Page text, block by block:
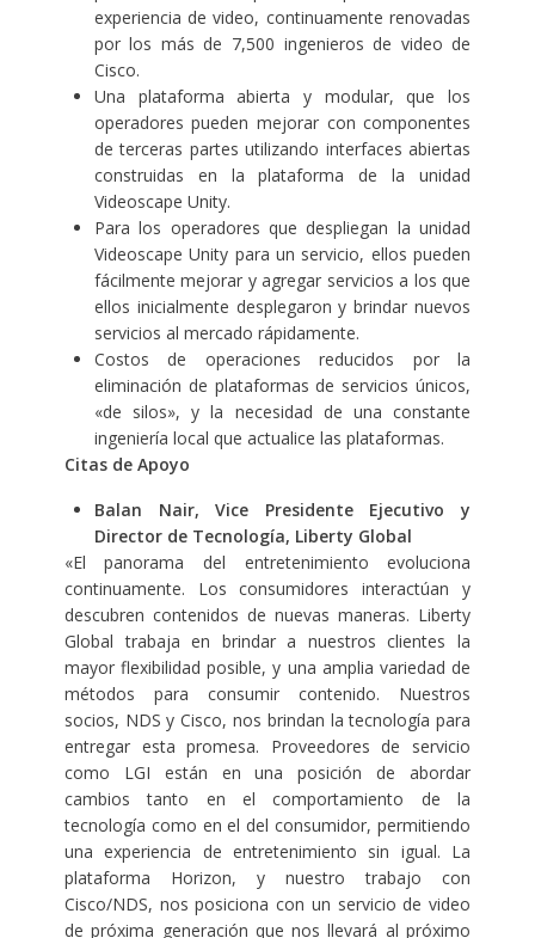
experiencia de video, continuamente renovadas
por los más de 7,500 ingenieros de video de
Cisco.
Una plataforma abierta y modular, que los
operadores pueden mejorar con componentes
de terceras partes utilizando interfaces abiertas
construidas en la plataforma de la unidad
Videoscape Unity.
Para los operadores que despliegan la unidad
Videoscape Unity para un servicio, ellos pueden
fácilmente mejorar y agregar servicios a los que
ellos inicialmente desplegaron y brindar nuevos
servicios al mercado rápidamente.
Costos de operaciones reducidos por la
eliminación de plataformas de servicios únicos,
«de silos», y la necesidad de una constante
ingeniería local que actualice las plataformas.
Citas de Apoyo
Balan Nair, Vice Presidente Ejecutivo y
Director de Tecnología, Liberty Global
«El panorama del entretenimiento evoluciona
continuamente. Los consumidores interactúan y
descubren contenidos de nuevas maneras. Liberty
Global trabaja en brindar a nuestros clientes la
mayor flexibilidad posible, y una amplia variedad de
métodos para consumir contenido. Nuestros
socios, NDS y Cisco, nos brindan la tecnología para
entregar esta promesa. Proveedores de servicio
como LGI están en una posición de abordar
cambios tanto en el comportamiento de la
tecnología como en el del consumidor, permitiendo
una experiencia de entretenimiento sin igual. La
plataforma Horizon, y nuestro trabajo con
Cisco/NDS, nos posiciona con un servicio de video
de próxima generación que nos llevará al próximo